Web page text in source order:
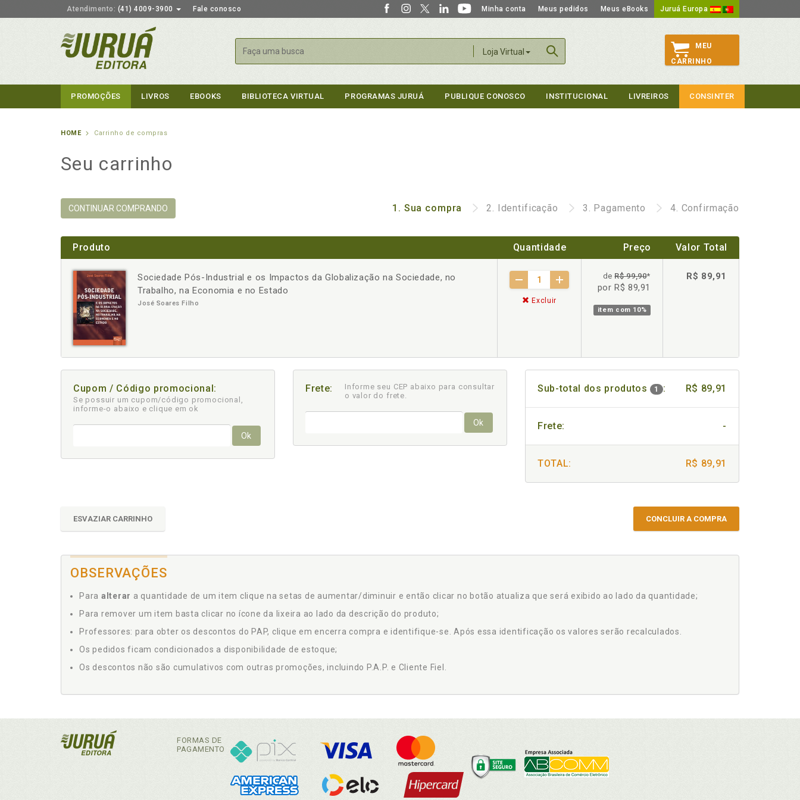
Atendimento: (41) 4009-3900 Fale conosco Minha conta Meus pedidos Meus eBooks Juruá Europa
Loja Virtual
Buscar
MEU
CARRINHO
PROMOÇÕES LIVROS EBOOKS BIBLIOTECA VIRTUAL PROGRAMAS JURUÁ PUBLIQUE CONOSCO INSTITUCIONAL LIVREIROS CONSINTER
HOME Carrinho de compras
Seu carrinho
CONTINUAR COMPRANDO 1. Sua compra 2. Identificação 3. Pagamento 4. Confirmação
Produto Quantidade Preço Valor Total
Sociedade Pós-Industrial e os Impactos da Globalização na Sociedade, no
Trabalho, na Economia e no Estado
José Soares Filho
- +
Excluir
deR$ 99,90*
por R$ 89,91
item com 10%
R$ 89,91
Cupom / Código promocional:
Se possuir um cupom/código promocional,
informe-o abaixo e clique em ok
Ok
Frete:
Informe seu CEP abaixo para consultar
o valor do frete.
Ok
Sub-total dos produtos 1 : R$ 89,91
Frete: -
TOTAL: R$ 89,91
ESVAZIAR CARRINHO CONCLUIR A COMPRA
OBSERVAÇÕES
Para alterar a quantidade de um item clique na setas de aumentar/diminuir e então clicar no botão atualiza que será exibido ao lado da quantidade;
Para remover um item basta clicar no ícone da lixeira ao lado da descrição do produto;
Professores: para obter os descontos do PAP, clique em encerra compra e identifique-se. Após essa identificação os valores serão recalculados.
Os pedidos ficam condicionados a disponibilidade de estoque;
Os descontos não são cumulativos com outras promoções, incluindo P.A.P. e Cliente Fiel.
FORMAS DE
PAGAMENTO